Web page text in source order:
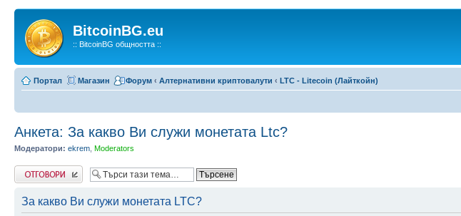
BitcoinBG.eu
:: BitcoinBG общността ::
Портал Магазин Форум ‹ Алтернативни криптовалути ‹ LTC - Litecoin (Лайткойн)
Анкета: За какво Ви служи монетата Ltc?
Модератори: ekrem Moderators
Напиши коментар
За какво Ви служи монетата LTC?